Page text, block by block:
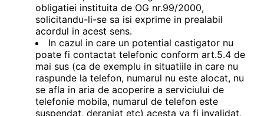
obligatiei instituita de OG nr.99/2000,
solicitandu-li-se sa isi exprime in prealabil
acordul in acest sens.
In cazul in care un potential castigator nu
poate fi contactat telefonic conform art.5.4 de
mai sus (ca de exemplu in situatiile in care nu
raspunde la telefon, numarul nu este alocat, nu
se afla in aria de acoperire a serviciului de
telefonie mobila, numarul de telefon este
suspendat, deranjat etc) acesta va fi invalidat,